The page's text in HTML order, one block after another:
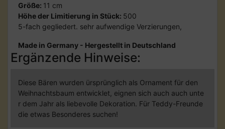
Größe: 11 cm
Höhe der Limitierung in Stück: 500
5-fach gegliedert. sehr aufwendige Verzierungen,
Made in Germany - Hergestellt in Deutschland
Ergänzende Hinweise:
Diese Bären wurden ürsprünglich als Ornament für den
Weihnachtsbaum entwicklet, eignen sich auch auch unte
r dem Jahr als liebevolle Dekoration. Für Teddy-Freunde
die etwas Besonderes suchen!